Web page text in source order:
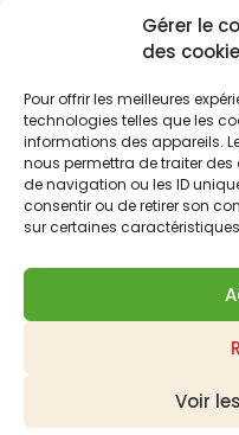
Gérer le
des
Pour offrir les meilleures
technologies telles que les
informations des appareils.
nous permettra de traiter
de navigation ou les ID
consentir ou de retirer son
sur certaines
Voir
Nous contacter
85100 Les Sables-
Téléphone :
06 13 23 67 88
Adresse mail :
Les derniers produits mis
Suivi de vos commandes